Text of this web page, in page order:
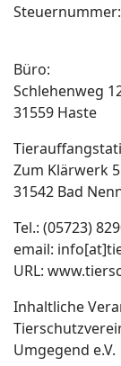
Büro:
Schlehenweg
31559 Haste
Zum Klärwerk 5
31542 Bad
Tel.: (05723)
email:
URL:
Inhaltliche
Umgegend e.V.